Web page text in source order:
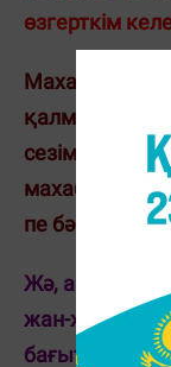
өзгерткім
Махаббаттан
сезімнің
махаббатқа
пе бәрібір
Жә, айтқым
жан-жақты
бағытта ғана